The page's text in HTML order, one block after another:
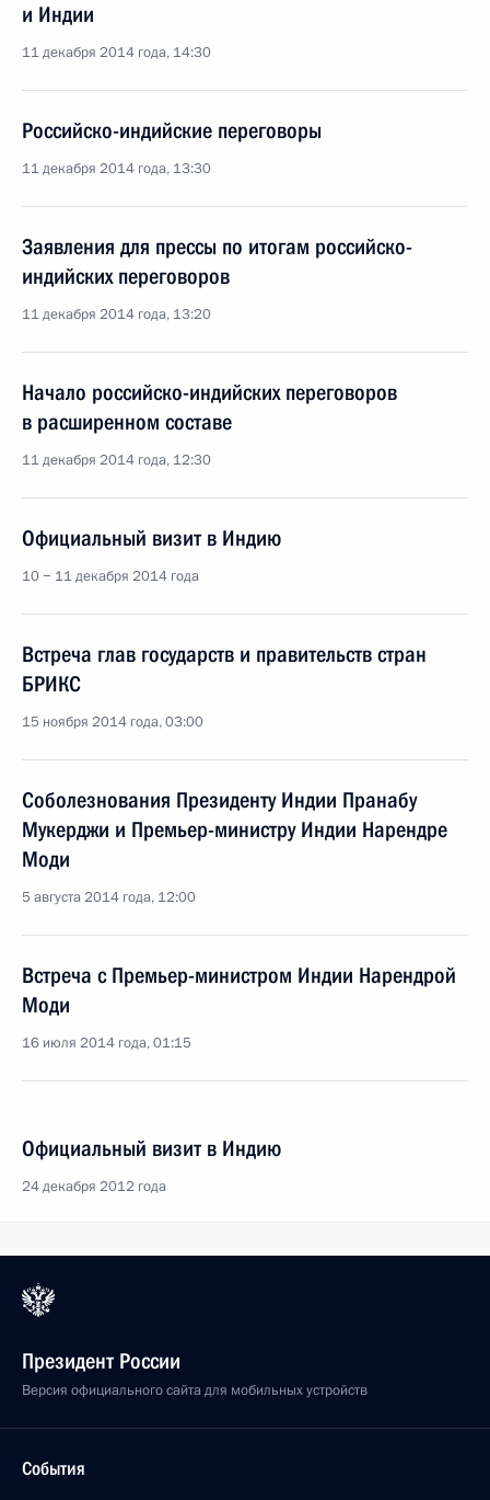
и Индии
11 декабря 2014 года, 14:30
Российско-индийские переговоры
11 декабря 2014 года, 13:30
Заявления для прессы по итогам российско-
индийских переговоров
11 декабря 2014 года, 13:20
Начало российско-индийских переговоров
в расширенном составе
11 декабря 2014 года, 12:30
Официальный визит в Индию
10 − 11 декабря 2014 года
Встреча глав государств и правительств стран
БРИКС
15 ноября 2014 года, 03:00
Соболезнования Президенту Индии Пранабу
Мукерджи и Премьер-министру Индии Нарендре
Моди
5 августа 2014 года, 12:00
Встреча с Премьер-министром Индии Нарендрой
Моди
16 июля 2014 года, 01:15
Официальный визит в Индию
24 декабря 2012 года
Президент России
Версия официального сайта для мобильных устройств
События